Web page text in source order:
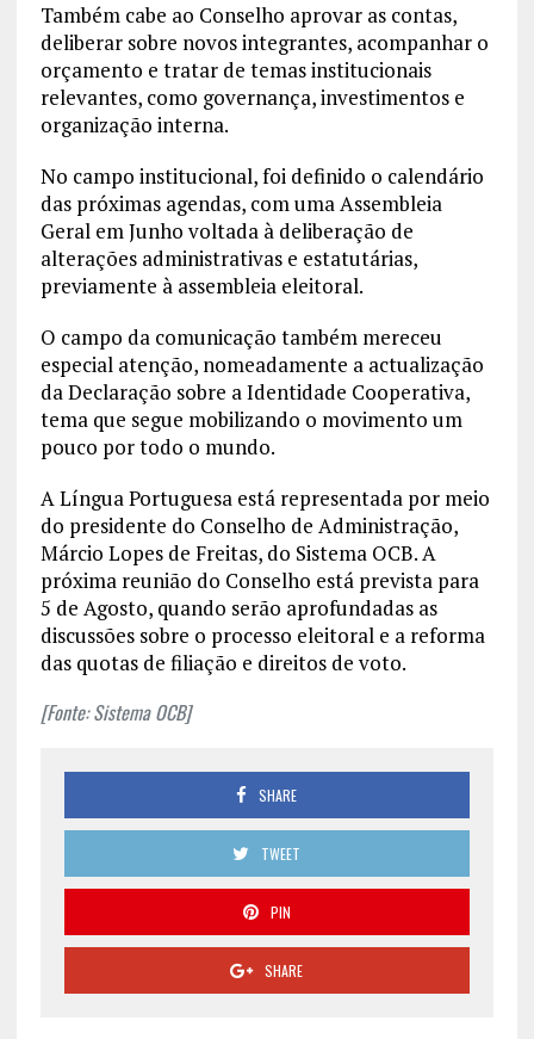
Também cabe ao Conselho aprovar as contas,
deliberar sobre novos integrantes, acompanhar o
orçamento e tratar de temas institucionais
relevantes, como governança, investimentos e
organização interna.
No campo institucional, foi definido o calendário
das próximas agendas, com uma Assembleia
Geral em Junho voltada à deliberação de
alterações administrativas e estatutárias,
previamente à assembleia eleitoral.
O campo da comunicação também mereceu
especial atenção, nomeadamente a actualização
da Declaração sobre a Identidade Cooperativa,
tema que segue mobilizando o movimento um
pouco por todo o mundo.
A Língua Portuguesa está representada por meio
do presidente do Conselho de Administração,
Márcio Lopes de Freitas, do Sistema OCB. A
próxima reunião do Conselho está prevista para
5 de Agosto, quando serão aprofundadas as
discussões sobre o processo eleitoral e a reforma
das quotas de filiação e direitos de voto.
[Fonte: Sistema OCB]
SHARE
TWEET
PIN
SHARE